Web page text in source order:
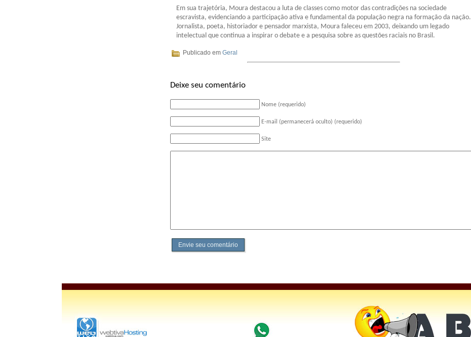
Em sua trajetória, Moura destacou a luta de classes como motor das contradições na sociedade
escravista, evidenciando a participação ativa e fundamental da população negra na formação da nação.
Jornalista, poeta, historiador e pensador marxista, Moura faleceu em 2003, deixando um legado
intelectual que continua a inspirar o debate e a pesquisa sobre as questões raciais no Brasil.
Publicado em Geral
Deixe seu comentário
Nome (requerido)
E-mail (permanecerá oculto) (requerido)
Site
Envie seu comentário